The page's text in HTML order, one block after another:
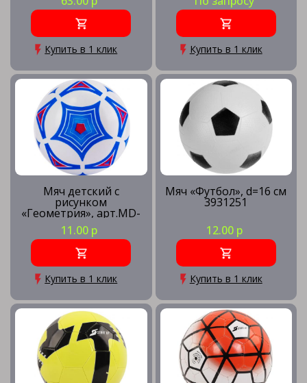
Мячи футбольные MIKASA
Мячи футбольные MITRE
Мячи футбольные NIKE
Мячи футбольные PENALTY
Мячи футбольные SELECT
Мячи футбольные TORRES
Купить в 1 клик Купить в 1 клик
Мяч детский с
рисунком
«Геометрия», арт.MD-
23-02, диам. 23 см,
ПВХ, бело-голубой
11.00 р
Купить в 1 клик
Мяч «Футбол», d=16 см
3931251
12.00 р
Купить в 1 клик